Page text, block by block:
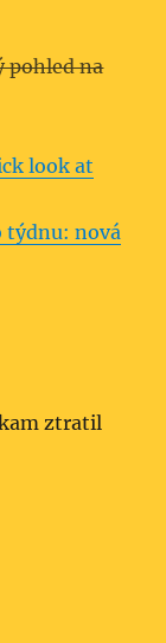
pohled na
look at
týdnu: nová
ztratil